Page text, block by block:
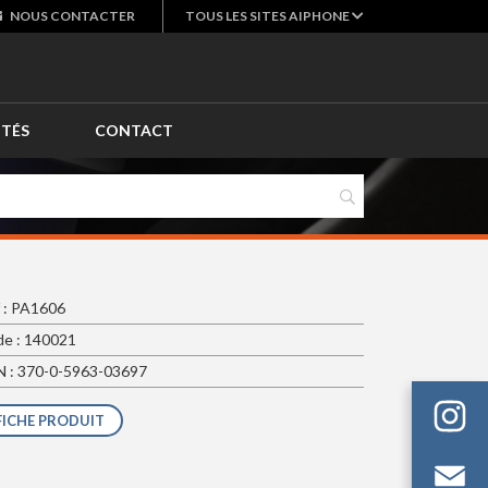
NOUS CONTACTER TOUS LES SITES AIPHONE
CONTACT
: PA1606
: 140021
: 370-0-5963-03697
PRODUIT